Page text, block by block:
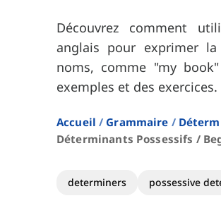
Découvrez comment
anglais pour exprimer
noms, comme "my
exemples et des exercices.
Accueil Grammaire
Déterminants Possessifs /
determiners possessive